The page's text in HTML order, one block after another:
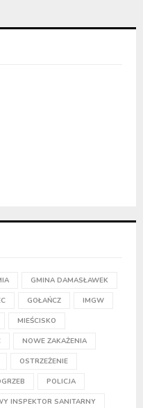
GMINA DAMASŁAWEK
GOŁAŃCZ IMGW
MIEŚCISKO
NOWE ZAKAŻENIA
OSTRZEŻENIE
POLICJA
INSPEKTOR SANITARNY